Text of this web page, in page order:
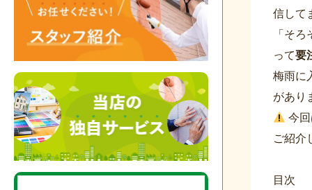
信して
「そ
って要
梅雨に
があり
今
ご紹介
目次